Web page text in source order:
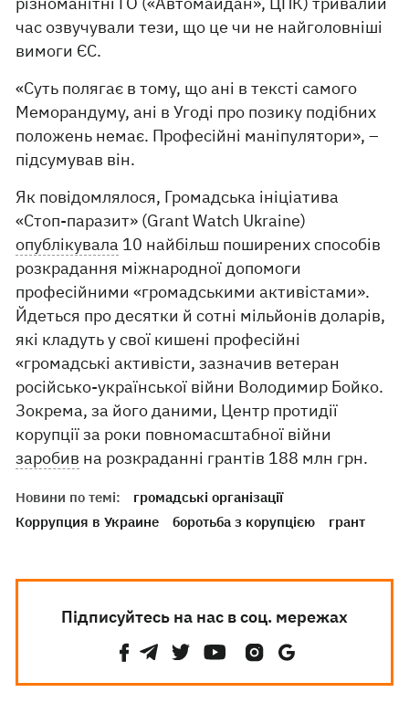
час озвучували тези, що це чи не найголовніші
вимоги ЄС.
«Суть полягає в тому, що ані в тексті самого
Меморандуму, ані в Угоді про позику подібних
положень немає. Професійні маніпулятори», –
підсумував він.
Як повідомлялося, Громадська ініціатива
«Стоп-паразит» (Grant Watch Ukraine)
опублікувала 10 найбільш поширених способів
розкрадання міжнародної допомоги
професійними «громадськими активістами».
Йдеться про десятки й сотні мільйонів доларів,
які кладуть у свої кишені професійні
«громадські активісти, зазначив ветеран
російсько-української війни Володимир Бойко.
Зокрема, за його даними, Центр протидії
корупції за роки повномасштабної війни
заробив на розкраданні грантів 188 млн грн.
Новини по темі:
громадські організації
Коррупция в Украине
боротьба з корупцією грант
Підписуйтесь на нас в соц. мережах